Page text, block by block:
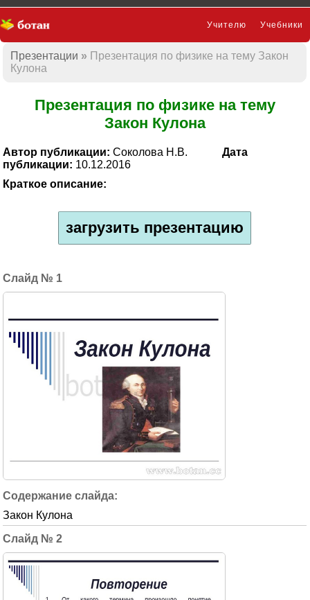
Учебники
Учителю
Презентации
Презентации
Презентация по физике на тему Закон
Кулона
Презентация по физике на тему
Закон Кулона
Автор публикации: Соколова Н.В.
Дата
публикации: 10.12.2016
Краткое описание:
загрузить презентацию
1
Закон Кулона
2